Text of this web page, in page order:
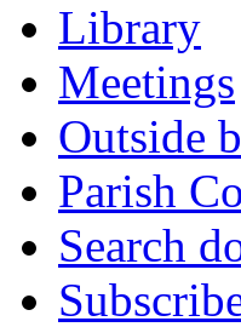
Library
Meetings
Outside
Parish
Search